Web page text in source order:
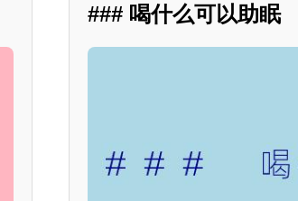
### 喝什么可以助眠